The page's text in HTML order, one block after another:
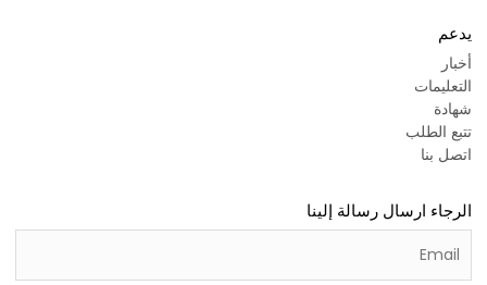
يدعم
أخبار
التعليمات
شهادة
تتبع الطلب
اتصل بنا
الرجاء ارسال رسالة إلينا